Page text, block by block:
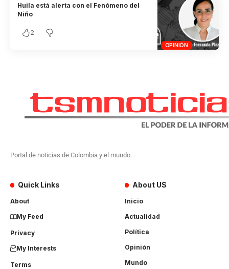
OPINIÓN
Huila está alerta con el Fenómeno del
Niño
2
Portal de noticias de Colombia y el mundo.
Quick Links
About
My Feed
Privacy
My Interests
Terms
About US
Inicio
Actualidad
Política
Opinión
Mundo